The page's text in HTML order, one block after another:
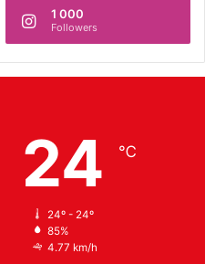
1 000
Followers
24 ℃
24º - 24º
85%
4.77 km/h